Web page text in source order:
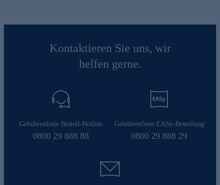
Kontaktieren Sie uns, wir
helfen gerne.
Gebührenfreie Bestell-Hotline
0800 29 888 88
Gebührenfreie EASy-Bestellung
0800 29 888 29